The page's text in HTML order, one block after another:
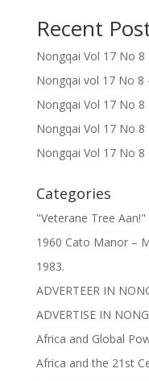
Recent
Nongqai Vol 17 No
Nongqai vol 17 No 8
Nongqai Vol 17 No 8
Nongqai Vol 17 No
Nongqai Vol 17 No 8
Categories
"Veterane Tree
1960 Cato Manor –
1983.
ADVERTEER IN
ADVERTISE IN
Africa and Global
Africa and the 21st